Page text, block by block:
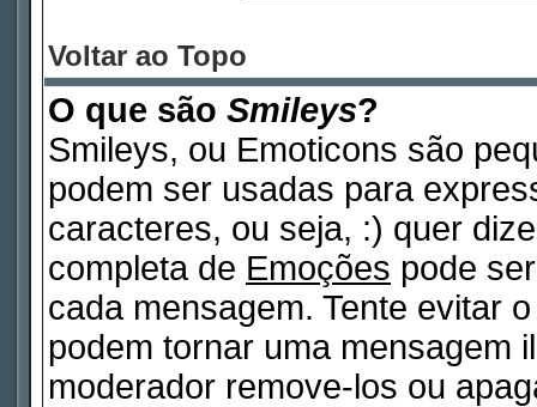
Voltar ao Topo
O que são Smileys?
Smileys, ou Emoticons são
podem ser usadas para
caracteres, ou seja, :) quer
completa de Emoções pode
cada mensagem. Tente evitar
podem tornar uma mensagem
moderador remove-los ou